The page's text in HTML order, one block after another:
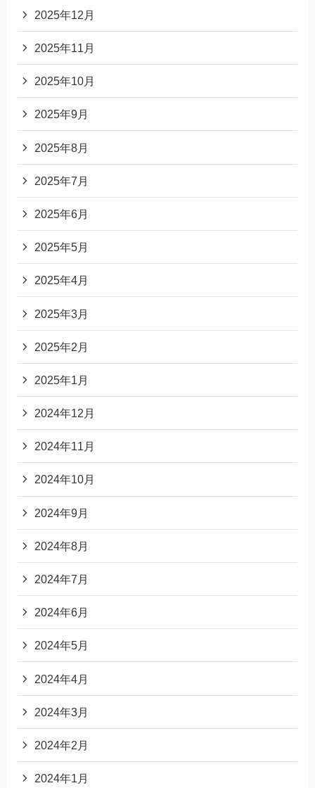
2025年12月
2025年11月
2025年10月
2025年9月
2025年8月
2025年7月
2025年6月
2025年5月
2025年4月
2025年3月
2025年2月
2025年1月
2024年12月
2024年11月
2024年10月
2024年9月
2024年8月
2024年7月
2024年6月
2024年5月
2024年4月
2024年3月
2024年2月
2024年1月